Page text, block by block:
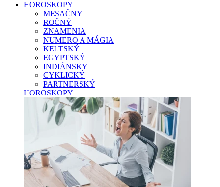
HOROSKOPY
MESAČNY
ROČNÝ
ZNAMENIA
NUMERO A MÁGIA
KELTSKÝ
EGYPTSKÝ
INDIÁNSKY
CYKLICKÝ
PARTNERSKÝ
HOROSKOPY